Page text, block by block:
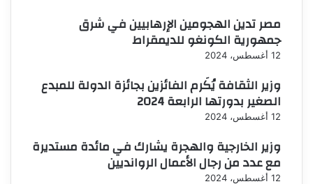
مصر تدين الهجومين الإرهابيين في شرق
جمهورية الكونغو للديمقراط
12 أغسطس، 2024
وزير الثقافة يُكَرم الفائزين بجائزة الدولة للمبدع
الصغير بدورتها الرابعة 2024
12 أغسطس، 2024
وزير الخارجية والهجرة يشارك في مائدة مستديرة
مع عدد من رجال الأعمال الروانديين
12 أغسطس، 2024